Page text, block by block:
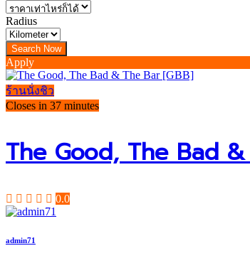
Radius
Apply
ร้านนั่งชิว
Closes in 37 minutes
The Good, The Bad
0.0
admin71